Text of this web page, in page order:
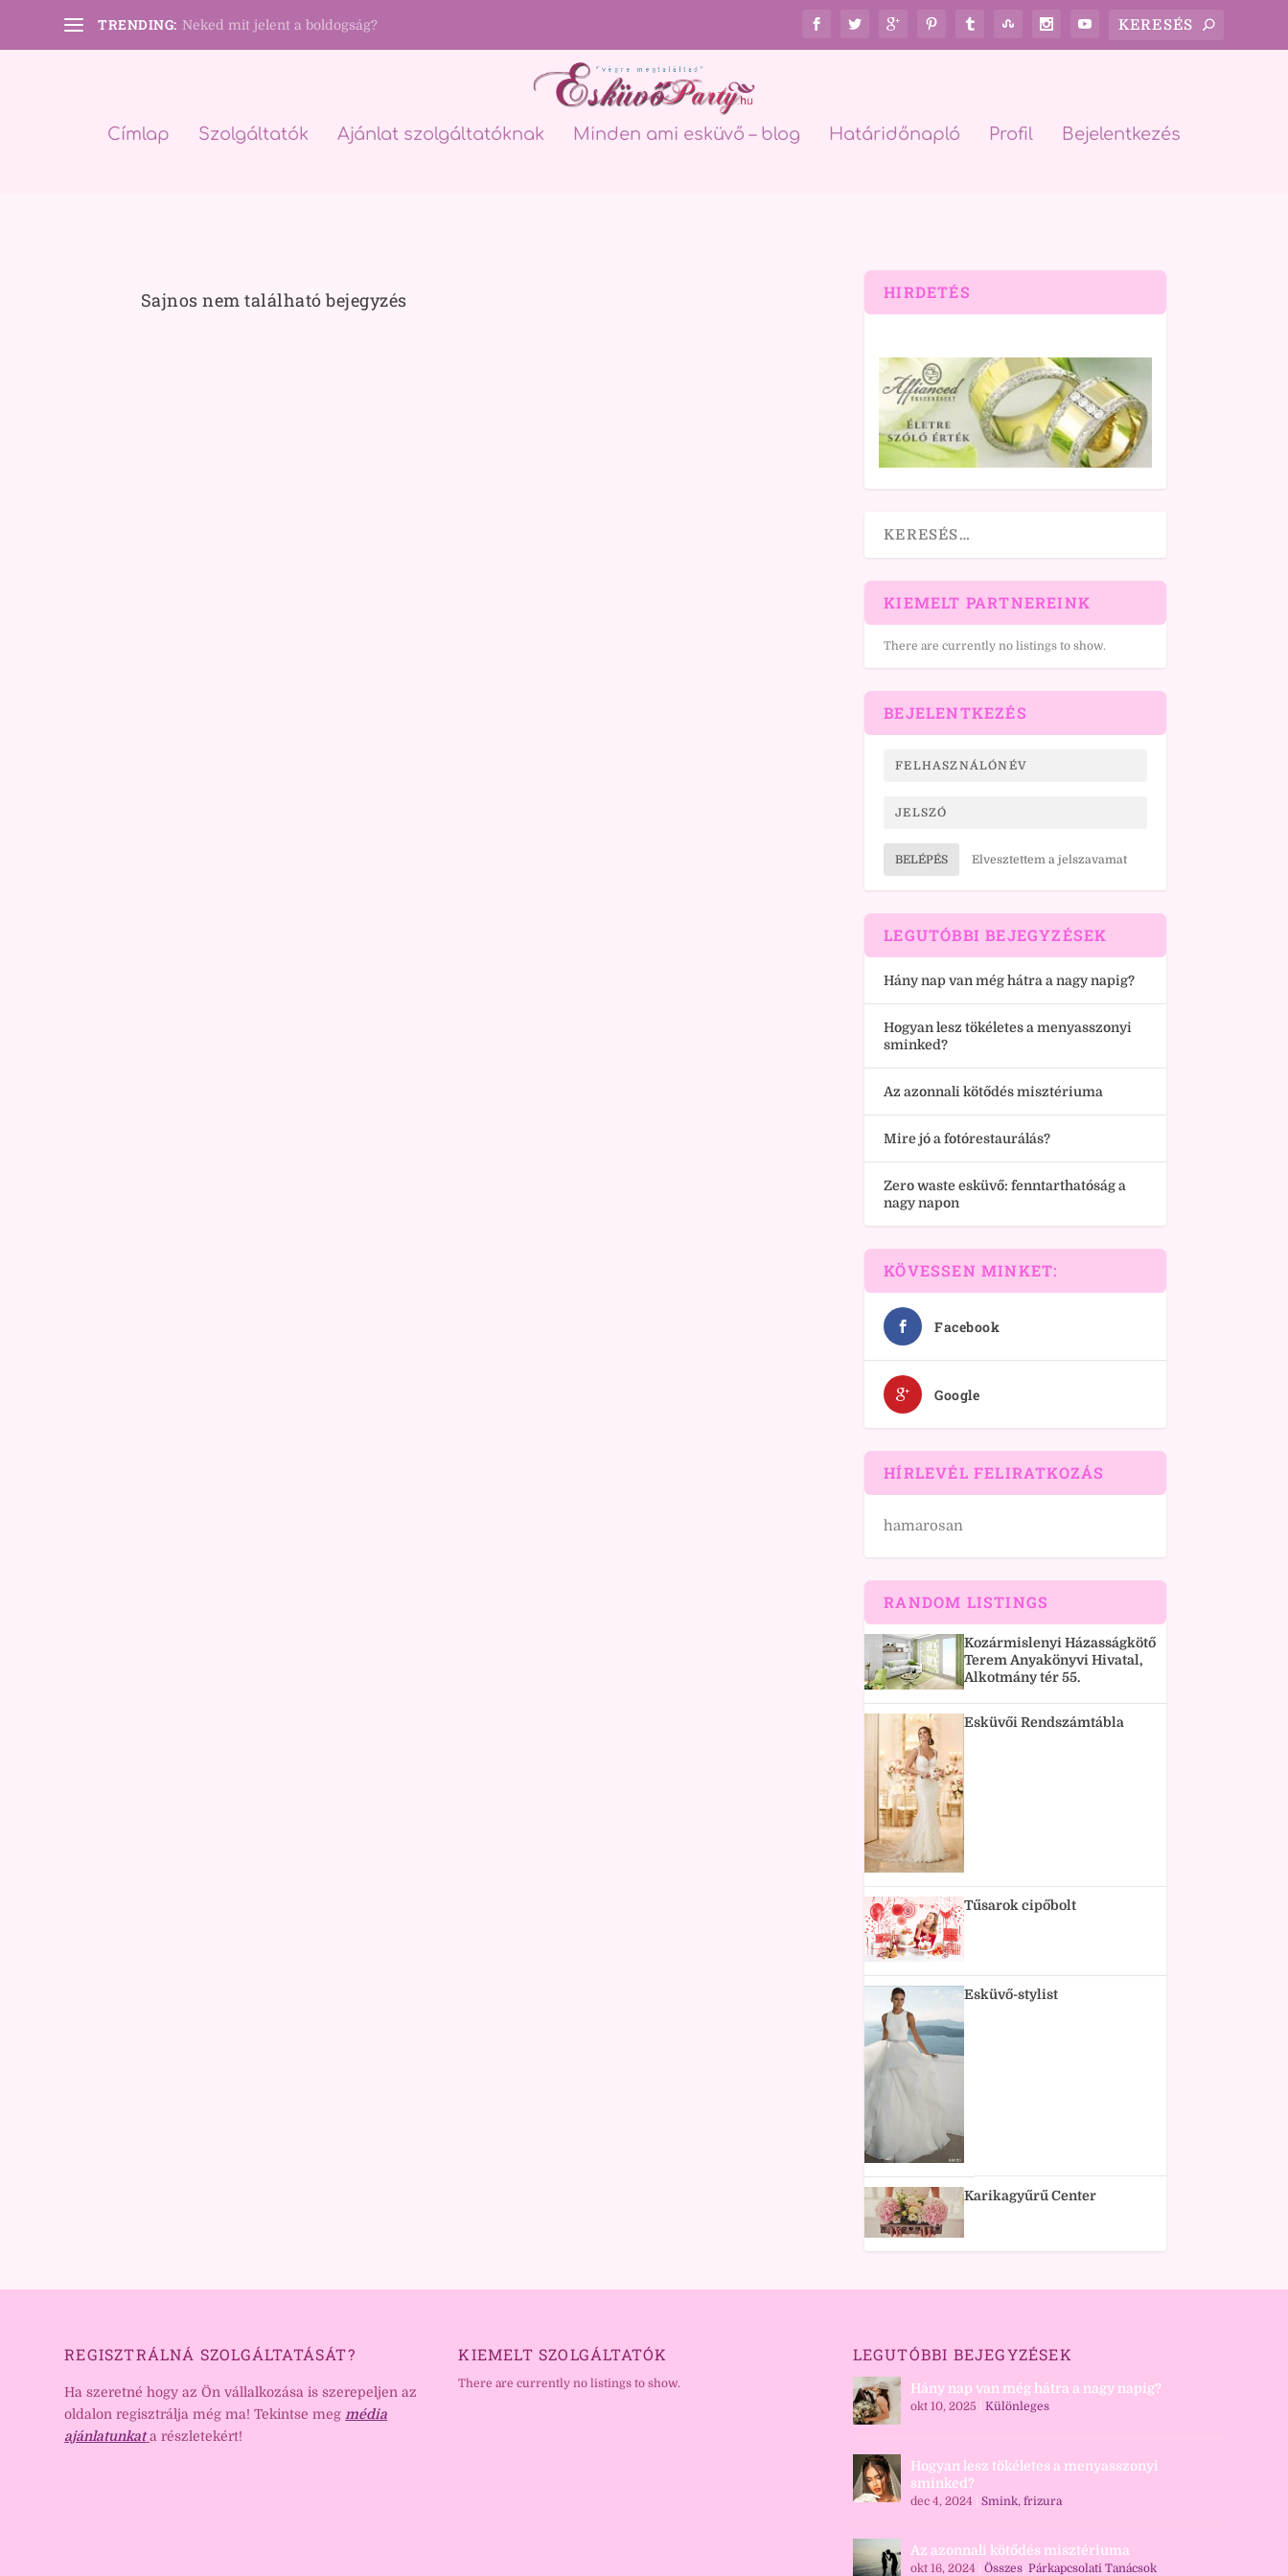
TRENDING: Neked mit jelent a boldogság?
Címlap Szolgáltatók Ajánlat szolgáltatóknak Minden ami esküvő – blog Határidőnapló Profil Bejelentkezés
Sajnos nem található bejegyzés HIRDETÉS
KIEMELT PARTNEREINK
There are currently no listings to show.
BEJELENTKEZÉS
BELÉPÉS Elvesztettem a jelszavamat
LEGUTÓBBI BEJEGYZÉSEK
Hány nap van még hátra a nagy napig?
Hogyan lesz tökéletes a menyasszonyi
sminked?
Az azonnali kötődés misztériuma
Mire jó a fotórestaurálás?
Zero waste esküvő: fenntarthatóság a
nagy napon
KÖVESSEN MINKET:
Facebook
Google
HÍRLEVÉL FELIRATKOZÁS
hamarosan
RANDOM LISTINGS
Kozármislenyi Házasságkötő
Terem Anyakönyvi Hivatal,
Alkotmány tér 55.
Esküvői Rendszámtábla
Tűsarok cipőbolt
Esküvő-stylist
Karikagyűrű Center
REGISZTRÁLNÁ SZOLGÁLTATÁSÁT?
Ha szeretné hogy az Ön vállalkozása is szerepeljen az
oldalon regisztrálja még ma! Tekintse meg média
ajánlatunkat a részletekért!
KIEMELT SZOLGÁLTATÓK
There are currently no listings to show.
LEGUTÓBBI BEJEGYZÉSEK
Hány nap van még hátra a nagy napig?
okt 10, 2025 Különleges
Hogyan lesz tökéletes a menyasszonyi
sminked?
dec 4, 2024 Smink, frizura
Az azonnali kötődés misztériuma
okt 16, 2024 Összes, Párkapcsolati Tanácsok